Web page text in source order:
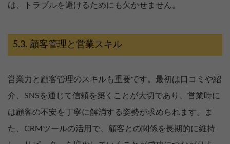
は、トラブルを避けるためにも欠かせません。
顧客管理と営業スキル
営業力と顧客管理のスキルも重要です。最初は口コミや紹
介、SNSを通じて信頼を築くことが大切であり、営業時に
は顧客の不安を丁寧に解消する姿勢が求められます。ま
た、CRMツールの活用で、顧客との関係を長期的に維持